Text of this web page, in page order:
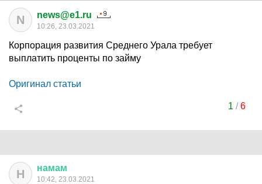
N news@e1.ru
10:26, 23.03.2021
Корпорация развития Среднего Урала требует
выплатить проценты по займу
Оригинал статьи
1 /6
Н намам
10:42, 23.03.2021